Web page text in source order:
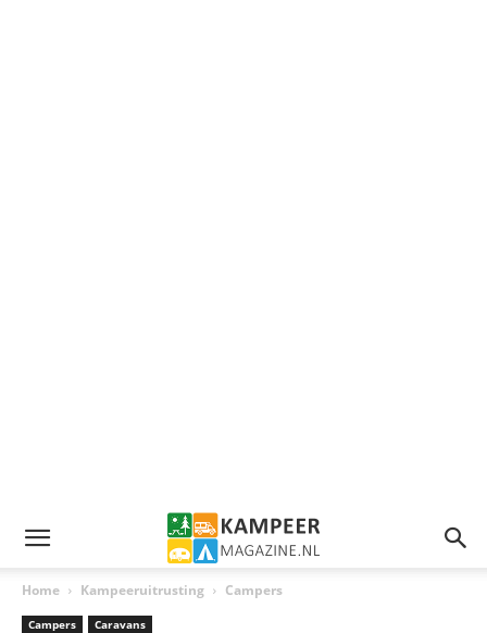
Home Kampeeruitrusting Campers
Campers Caravans